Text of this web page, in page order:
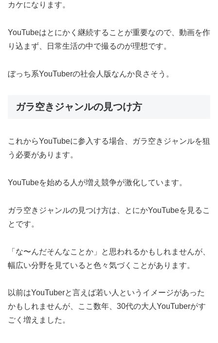
カケになります。
YouTubeはとにかく継続することが重要なので、動画を作
り込まず、日常生活の中で撮るのが理想です。
ぼっち系YouTuberの社会人版なんか良さそう。
ガラ空きジャンルの見つけ方
これからYouTubeに参入する場合、ガラ空きジャンルを狙
う必要があります。
YouTubeを始める人が増え競争が激化しています。
ガラ空きジャンルの見つけ方は、とにかYouTubeを見るこ
とです。
「な〜んだそんなことか」と思われるかもしれませんが、
幅広い分野を見ていると色々気づくことがあります。
以前はYouTuberと言えば若い人というイメージがあった
かもしれませんが、ここ数年、30代の大人YouTuberがす
ごく増えました。